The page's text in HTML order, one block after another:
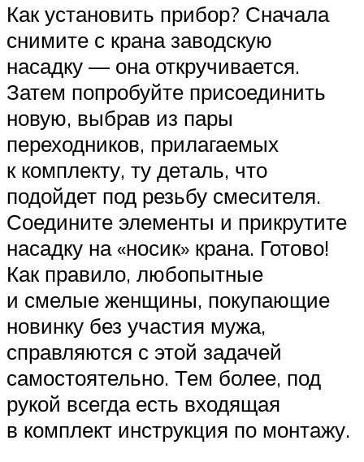
Как установить прибор? Сначала
снимите с крана заводскую
насадку — она откручивается.
Затем попробуйте присоединить
новую, выбрав из пары
переходников, прилагаемых
к комплекту, ту деталь, что
подойдет под резьбу смесителя.
Соедините элементы и прикрутите
насадку на «носик» крана. Готово!
Как правило, любопытные
и смелые женщины, покупающие
новинку без участия мужа,
справляются с этой задачей
самостоятельно. Тем более, под
рукой всегда есть входящая
в комплект инструкция по монтажу.